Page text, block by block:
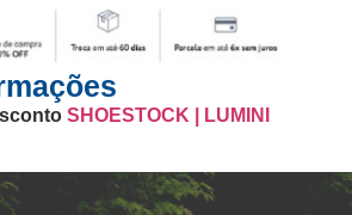
SHOESTOCK | LUMINI